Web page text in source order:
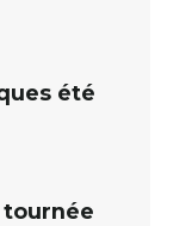
été
tournée